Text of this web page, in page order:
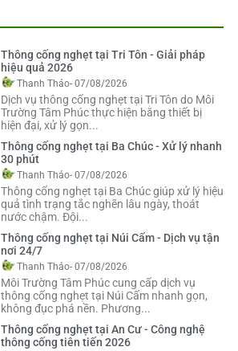
Thông cống nghẹt tại Tri Tôn - Giải pháp
hiệu quả 2026
Thanh Thảo- 07/08/2026
Dịch vụ thông cống nghẹt tại Tri Tôn do Môi
Trường Tâm Phúc thực hiện bằng thiết bị
hiện đại, xử lý gọn...
Thông cống nghẹt tại Ba Chúc - Xử lý nhanh
30 phút
Thanh Thảo- 07/08/2026
Thông cống nghẹt tại Ba Chúc giúp xử lý hiệu
quả tình trạng tắc nghẽn lâu ngày, thoát
nước chậm. Đội...
Thông cống nghẹt tại Núi Cấm - Dịch vụ tận
nơi 24/7
Thanh Thảo- 07/08/2026
Môi Trường Tâm Phúc cung cấp dịch vụ
thông cống nghẹt tại Núi Cấm nhanh gọn,
không đục phá nền. Phương...
Thông cống nghẹt tại An Cư - Công nghệ
thông cống tiên tiến 2026